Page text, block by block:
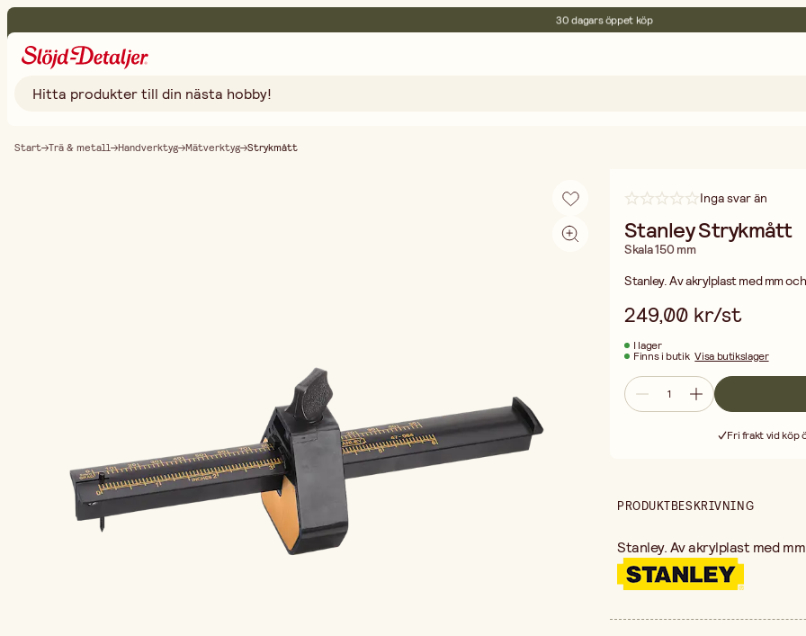
30 dagars öppet köp
Start Trä & metall Handverktyg Mätverktyg Strykmått
Inga svar än
Stanley Strykmått
Skala 150 mm
Stanley. Av akrylplast med mm
249,00 kr/st
I lager
Finns i butik Visa butikslager
Fri frakt vid köp
PRODUKTBESKRIVNING
Stanley. Av akrylplast med